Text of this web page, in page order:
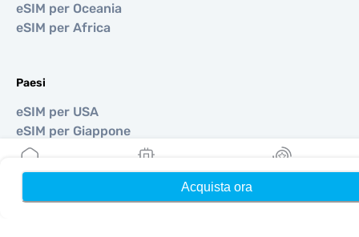
Acquista ora
eSIM per Oceania
eSIM per Africa
Paesi
eSIM per USA
eSIM per Giappone
eSIM per Canada
eSIM per Spagna
eSIM per Regno Unito
Le mie eSIM Ricompense